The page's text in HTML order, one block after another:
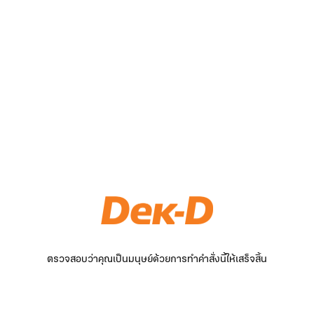
ตรวจสอบว่าคุณเป็นมนุษย์ด้วยการทำคำสั่งนี้ให้เสร็จสิ้น